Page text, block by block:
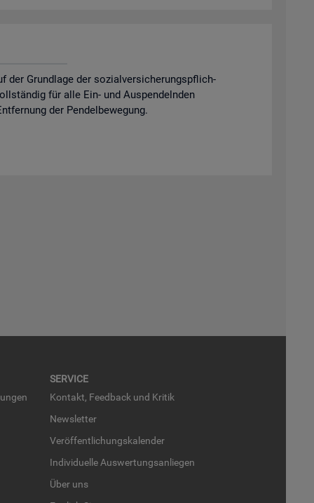
der Grund­la­ge der so­zi­al­ver­si­che­rungs­pflich­
für alle Ein- und Aus­pen­deln­den
der Pen­del­be­we­gung.
SER­VICE
Kon­takt, Feed­back und Kri­tik
News­let­ter
Ver­öf­fent­li­chungs­ka­len­der
In­di­vi­du­el­le Aus­wer­tungs­an­lie­gen
Über uns